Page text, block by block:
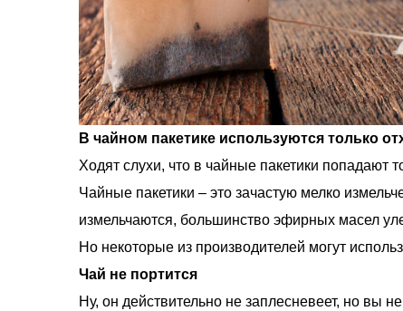
В чайном пакетике используются только
Ходят слухи, что в чайные пакетики попадают
Чайные пакетики – это зачастую мелко
измельчаются, большинство эфирных масел
Но некоторые из производителей могут
Чай не портится
Ну, он действительно не заплесневеет, но вы